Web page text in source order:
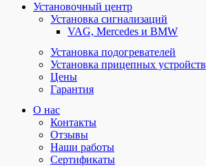
Установочный центр
Установка сигнализаций
VAG, Mercedes и BMW
Установка подогревателей
Установка прицепных устройств
Цены
Гарантия
О нас
Контакты
Отзывы
Наши работы
Сертификаты